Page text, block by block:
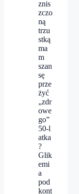
znis
zczo
ną
trzu
stką
ma
m
szan
sę
prze
żyć
„zdr
owe
go”
50‑l
atka
?
Glik
emi
a
pod
kont